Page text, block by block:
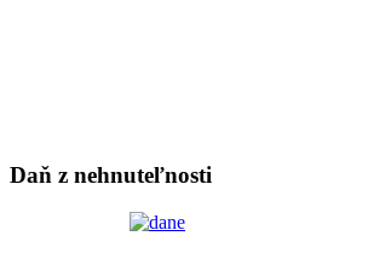
Daň z nehnuteľnosti